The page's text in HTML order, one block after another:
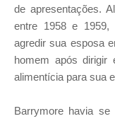
de apresentações.
entre 1958 e 1959,
agredir sua esposa
homem após dirigir
alimentícia para sua
Barrymore havia